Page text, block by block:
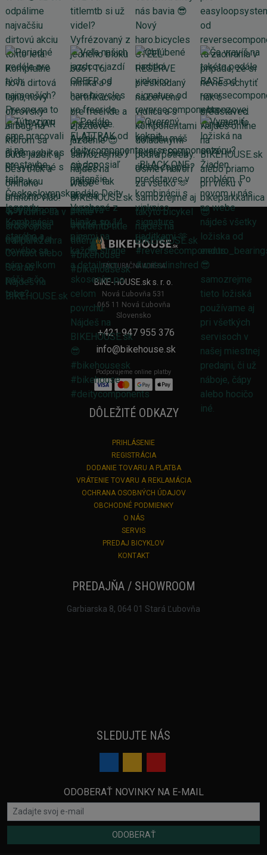
FAKTURAČNÁ ADRESA
BIKE-HOUSE.sk s. r. o.
Nová Ľubovňa 531
065 11 Nová Ľubovňa
Slovensko
+421 947 955 376
info@bikehouse.sk
Podporujeme online platby
DÔLEŽITÉ ODKAZY
PRIHLÁSENIE
REGISTRÁCIA
DODANIE TOVARU A PLATBA
VRÁTENIE TOVARU A REKLAMÁCIA
OCHRANA OSOBNÝCH ÚDAJOV
OBCHODNÉ PODMIENKY
O NÁS
SERVIS
PREDAJ BICYKLOV
KONTAKT
PREDAJŇA / SHOWROOM
Garbiarska 8, 064 01 Stará Ľubovňa
SLEDUJTE NÁS
ODOBERAŤ NOVINKY NA E-MAIL
ODOBERAŤ